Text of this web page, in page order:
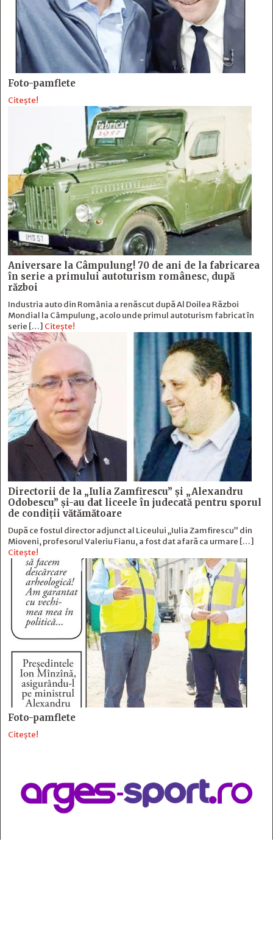
Foto-pamflete
Citește!
Aniversare la Câmpulung! 70 de ani de la fabricarea
în serie a primului autoturism românesc, după
război
Industria auto din România a renăscut după Al Doilea Război
Mondial la Câmpulung, acolo unde primul autoturism fabricat în
serie […] Citește!
Directorii de la „Iulia Zamfirescu” și „Alexandru
Odobescu” și-au dat liceele în judecată pentru sporul
de condiții vătămătoare
După ce fostul director adjunct al Liceului „Iulia Zamfirescu” din
Mioveni, profesorul Valeriu Fianu, a fost dat afară ca urmare […]
Citește!
Foto-pamflete
Citește!